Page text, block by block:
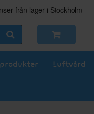
från lager i Stockholm
Luftvård